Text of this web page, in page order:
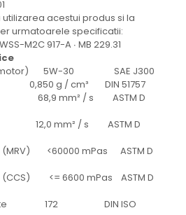
acestui produs si la
urmatoarele specificatii:
WSS-M2C 917-A ∙ MB 229.31
motor) 5W-30 SAE J300
0,850 g / cm³ DIN 51757
C 68,9 mm² / s ASTM D
C 12,0 mm² / s ASTM D
(MRV) <60000 mPas ASTM D
(CCS) <= 6600 mPas ASTM D
172 DIN ISO